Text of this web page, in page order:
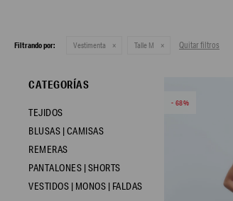
Filtrando por: Vestimenta Talle M Quitar filtros
68
CATEGORÍAS
TEJIDOS
BLUSAS | CAMISAS
REMERAS
PANTALONES | SHORTS
VESTIDOS | MONOS | FALDAS